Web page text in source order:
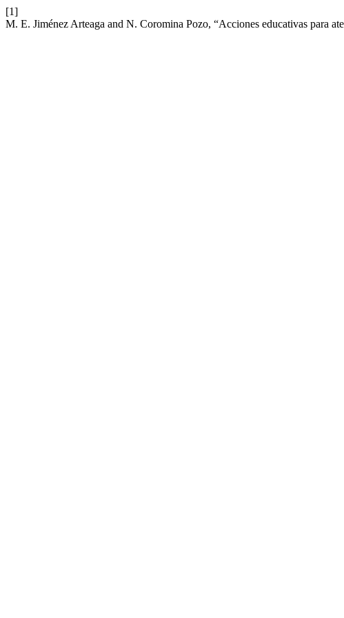
[1]
M. E. Jiménez Arteaga and N. Coromina Pozo, “Acciones educativas para